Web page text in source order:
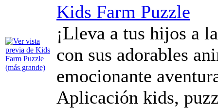
Kids Farm Puzzle
¡Lleva a tus hijos a
con sus adorables
emocionante
Aplicación kids,